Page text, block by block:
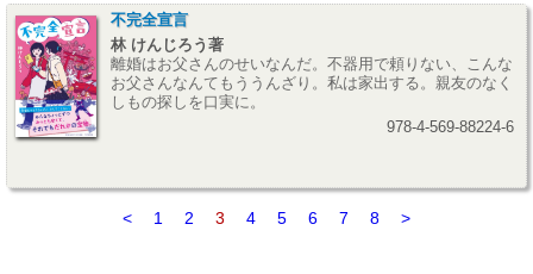
不完全宣言
林 けんじろう著
離婚はお父さんのせいなんだ。不器用で頼りない、こんな
お父さんなんてもううんざり。私は家出する。親友のなく
しもの探しを口実に。
978-4-569-88224-6
< 1 2 3 4 5 6 7 8 >